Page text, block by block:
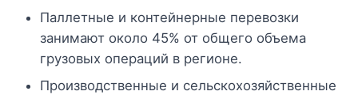
Паллетные и контейнерные перевозки
занимают около 45% от общего объема
грузовых операций в регионе.
Производственные и сельскохозяйственные